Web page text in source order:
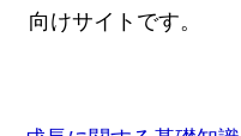
向けサイトです。